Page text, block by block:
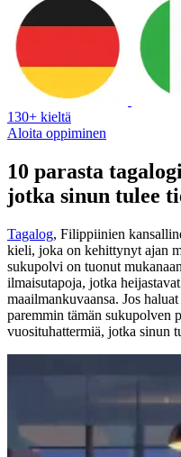
130+ kieltä
Aloita oppiminen
10 parasta
jotka sinun tulee
Tagalog, Filippiinien
kieli, joka on kehittynyt ajan
sukupolvi on tuonut
ilmaisutapoja, jotka
maailmankuvaansa. Jos
paremmin tämän sukupolven
vuosituhattermiä, jotka sinun